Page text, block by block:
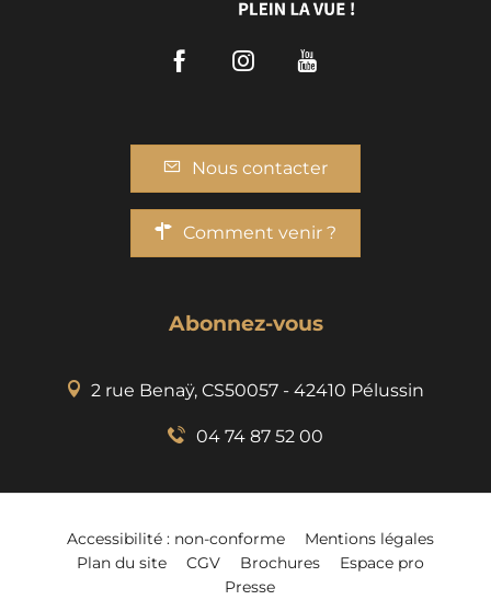
FacebookInstagram
Nous contacter
Comment venir ?
Abonnez-vous
2 rue Benaÿ, CS50057 - 42410 Pélussin
04 74 87 52 00
Accessibilité : non-conforme
Mentions légales
Plan du site
CGV Brochures
Espace pro
Presse